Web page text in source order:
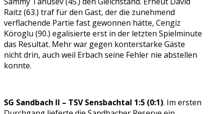
Raitz (63.) traf für den Gast, der die zunehmend
verflachende Partie fast gewonnen hätte, Cengiz
Köroglu (90.) egalisierte erst in der letzten Spielminute
das Resultat. Mehr war gegen konterstarke Gäste
nicht drin, auch weil Erbach seine Fehler nie abstellen
konnte.
SG Sandbach II – TSV Sensbachtal 1:5 (0:1). Im ersten